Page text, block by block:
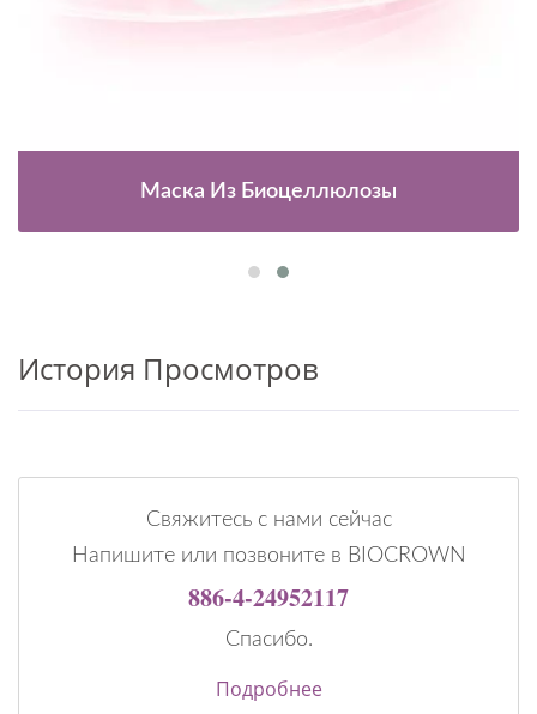
Маска Из Биоцеллюлозы
История Просмотров
Свяжитесь с нами сейчас
Напишите или позвоните в BIOCROWN
886-4-24952117
Спасибо.
Подробнее